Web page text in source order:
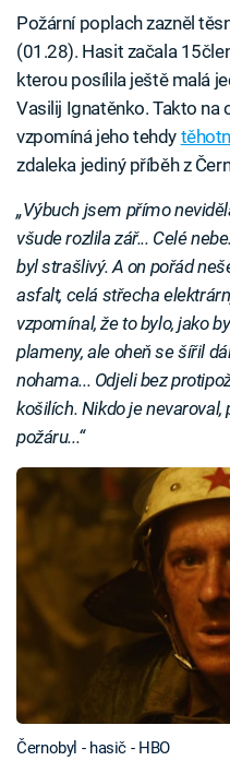
Požární poplach zazněl
(01.28). Hasit začala
kterou posílila ještě malá
Vasilij Ignatěnko. Takto na
vzpomíná jeho tehdy
zdaleka jediný příběh z
„Výbuch jsem přímo
všude rozlila zář... Celé
byl strašlivý. A on pořád
asfalt, celá střecha
vzpomínal, že to bylo, jako
plameny, ale oheň se šířil
nohama... Odjeli bez
košilích. Nikdo je
požáru...“
Černobyl - hasič - HBO